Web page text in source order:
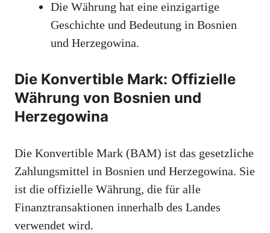
Die Währung hat eine einzigartige
Geschichte und Bedeutung in Bosnien
und Herzegowina.
Die Konvertible Mark: Offizielle
Währung von Bosnien und
Herzegowina
Die Konvertible Mark (BAM) ist das gesetzliche
Zahlungsmittel in Bosnien und Herzegowina. Sie
ist die offizielle Währung, die für alle
Finanztransaktionen innerhalb des Landes
verwendet wird.